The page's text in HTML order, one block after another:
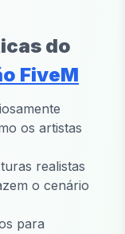
do
FiveM
os artistas
realistas
o cenário
para